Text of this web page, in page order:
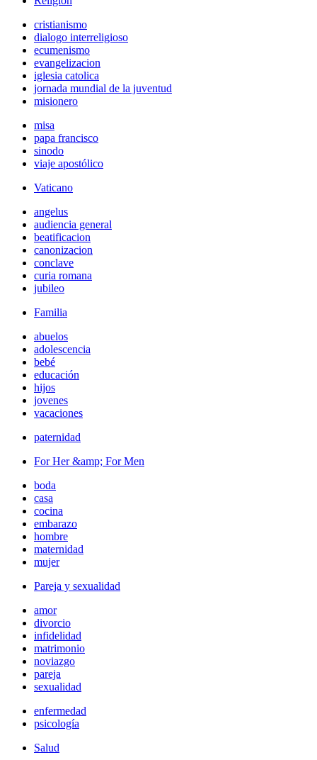
cristianismo
dialogo interreligioso
ecumenismo
evangelizacion
iglesia catolica
jornada mundial de la juventud
misionero
misa
papa francisco
sinodo
viaje apostólico
Vaticano
angelus
audiencia general
beatificacion
canonizacion
conclave
curia romana
jubileo
Familia
abuelos
adolescencia
bebé
educación
hijos
jovenes
vacaciones
paternidad
For Her &amp; For Men
boda
casa
cocina
embarazo
hombre
maternidad
mujer
Pareja y sexualidad
amor
divorcio
infidelidad
matrimonio
noviazgo
pareja
sexualidad
enfermedad
psicología
Salud